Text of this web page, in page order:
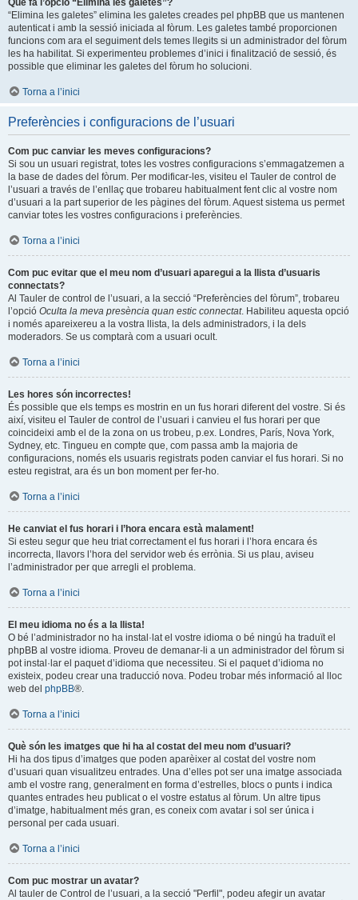
Què fa l’opció “Elimina les galetes”?
“Elimina les galetes” elimina les galetes creades pel phpBB que us mantenen
autenticat i amb la sessió iniciada al fòrum. Les galetes també proporcionen
funcions com ara el seguiment dels temes llegits si un administrador del fòrum
les ha habilitat. Si experimenteu problemes d’inici i finalització de sessió, és
possible que eliminar les galetes del fòrum ho solucioni.
Torna a l’inici
Preferències i configuracions de l’usuari
Com puc canviar les meves configuracions?
Si sou un usuari registrat, totes les vostres configuracions s’emmagatzemen a
la base de dades del fòrum. Per modificar-les, visiteu el Tauler de control de
l’usuari a través de l’enllaç que trobareu habitualment fent clic al vostre nom
d’usuari a la part superior de les pàgines del fòrum. Aquest sistema us permet
canviar totes les vostres configuracions i preferències.
Torna a l’inici
Com puc evitar que el meu nom d’usuari aparegui a la llista d’usuaris
connectats?
Al Tauler de control de l’usuari, a la secció “Preferències del fòrum”, trobareu
l’opció Oculta la meva presència quan estic connectat. Habiliteu aquesta opció
i només apareixereu a la vostra llista, la dels administradors, i la dels
moderadors. Se us comptarà com a usuari ocult.
Torna a l’inici
Les hores són incorrectes!
És possible que els temps es mostrin en un fus horari diferent del vostre. Si és
així, visiteu el Tauler de control de l’usuari i canvieu el fus horari per que
coincideixi amb el de la zona on us trobeu, p.ex. Londres, París, Nova York,
Sydney, etc. Tingueu en compte que, com passa amb la majoria de
configuracions, només els usuaris registrats poden canviar el fus horari. Si no
esteu registrat, ara és un bon moment per fer-ho.
Torna a l’inici
He canviat el fus horari i l’hora encara està malament!
Si esteu segur que heu triat correctament el fus horari i l’hora encara és
incorrecta, llavors l’hora del servidor web és errònia. Si us plau, aviseu
l’administrador per que arregli el problema.
Torna a l’inici
El meu idioma no és a la llista!
O bé l’administrador no ha instal·lat el vostre idioma o bé ningú ha traduït el
phpBB al vostre idioma. Proveu de demanar-li a un administrador del fòrum si
pot instal·lar el paquet d’idioma que necessiteu. Si el paquet d’idioma no
existeix, podeu crear una traducció nova. Podeu trobar més informació al lloc
web del phpBB®.
Torna a l’inici
Què són les imatges que hi ha al costat del meu nom d’usuari?
Hi ha dos tipus d’imatges que poden aparèixer al costat del vostre nom
d’usuari quan visualitzeu entrades. Una d’elles pot ser una imatge associada
amb el vostre rang, generalment en forma d’estrelles, blocs o punts i indica
quantes entrades heu publicat o el vostre estatus al fòrum. Un altre tipus
d’imatge, habitualment més gran, es coneix com avatar i sol ser única i
personal per cada usuari.
Torna a l’inici
Com puc mostrar un avatar?
Al tauler de Control de l’usuari, a la secció "Perfil", podeu afegir un avatar